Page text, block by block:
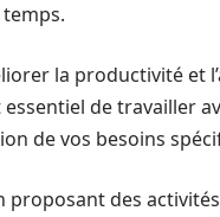
la productivité et
de travailler
de vos besoins
des